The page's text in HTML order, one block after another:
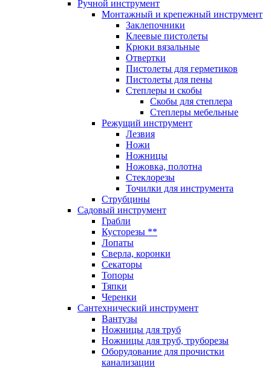
Ручной инструмент
Монтажный и крепежный инструмент
Заклепочники
Клеевые пистолеты
Крюки вязальные
Отвертки
Пистолеты для герметиков
Пистолеты для пены
Степлеры и скобы
Скобы для степлера
Степлеры мебельные
Режущий инструмент
Лезвия
Ножи
Ножницы
Ножовка, полотна
Стеклорезы
Точилки для инструмента
Струбцины
Садовый инструмент
Грабли
Кусторезы **
Лопаты
Сверла, коронки
Секаторы
Топоры
Тяпки
Черенки
Сантехнический инструмент
Вантузы
Ножницы для труб
Ножницы для труб, труборезы
Оборудование для прочистки
канализации